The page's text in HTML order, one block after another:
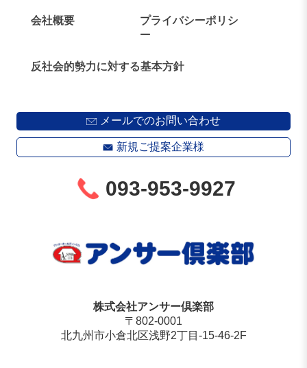
株式会社アンサー倶楽部
〒802-0001
北九州市小倉北区浅野2丁目-15-46-2F
会社概要
プライバシーポリシ
ー
反社会的勢力に対する基本方針
メールでのお問い合わせ
新規ご提案企業様
093-953-9927